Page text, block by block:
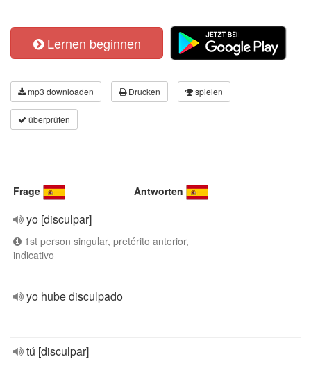
Lernen beginnen
mp3 downloaden Drucken spielen
überprüfen
Frage Antworten
yo [disculpar]
1st person singular, pretérito anterior,
indicativo
yo hube disculpado
tú [disculpar]